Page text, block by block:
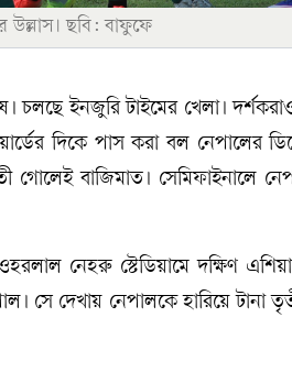
উল্লাস। ছবি: বাফুফে
চলছে ইনজুরি টাইমের খেলা।
দিকে পাস করা বল নেপালের
গোলেই বাজিমাত। সেমিফাইনালে
নেহরু স্টেডিয়ামে দক্ষিণ
সে দেখায় নেপালকে হারিয়ে টানা